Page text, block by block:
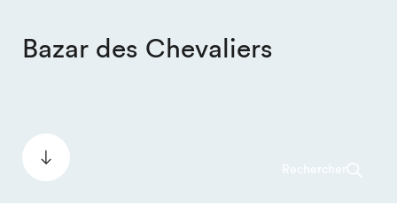
Rechercher
Bazar des Chevaliers